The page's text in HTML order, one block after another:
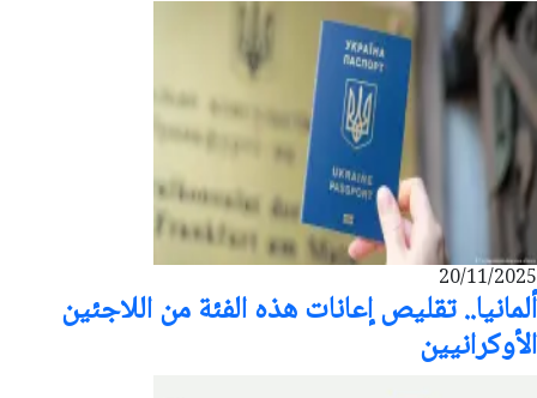
20/11/2025
ألمانيا.. تقليص إعانات هذه الفئة من اللاجئين
الأوكرانيين